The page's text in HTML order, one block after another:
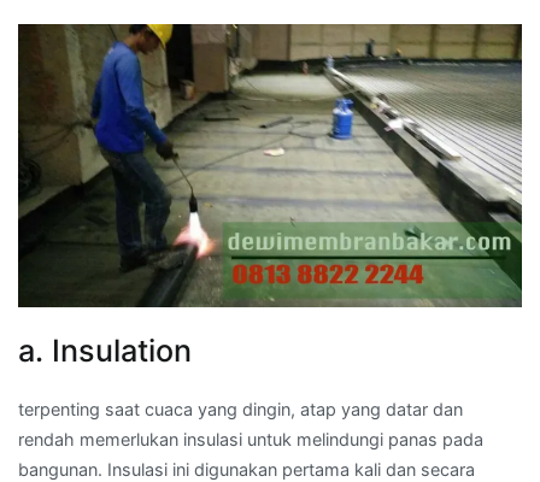
a. Insulation
terpenting saat cuaca yang dingin, atap yang datar dan
rendah memerlukan insulasi untuk melindungi panas pada
bangunan. Insulasi ini digunakan pertama kali dan secara